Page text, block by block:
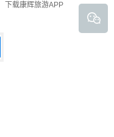
下载康辉旅游APP